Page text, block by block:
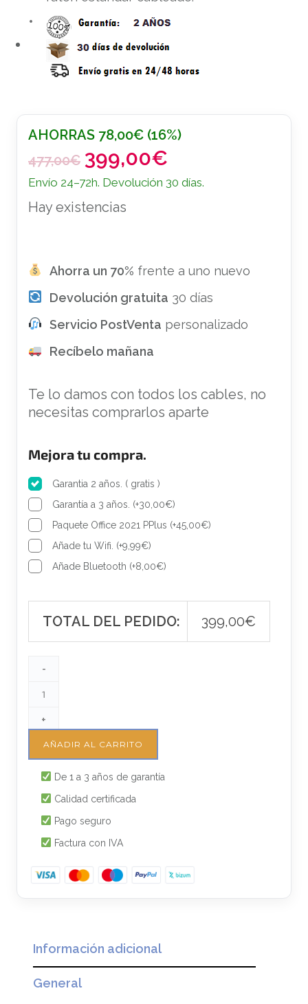
AHORRAS 78,00€ (16%)
477,00€ E
l
p
r
i
o
r
g
n
a
r
a
:
7
7
,
0
€
.
399,00€
l
p
i
a
c
l
e
9
0
Envío 24–72h. Devolución 30 días.
Hay existencias
Ahorra un 70% frente a uno nuevo
Devolución gratuita 30 días
Servicio PostVenta personalizado
Recíbelo mañana
Te lo damos con todos los cables, no
necesitas comprarlos aparte
Mejora tu compra.
Garantia 2 años. ( gratis )
Garantía a 3 años. (+30,00€)
Paquete Office 2021 PPlus (+45,00€)
Añade tu Wifi. (+9,99€)
Añade Bluetooth (+8,00€)
TOTAL DEL PEDIDO: 399,00€
-
+
AÑADIR AL CARRITO
De 1 a 3 años de garantía
Calidad certificada
Pago seguro
Factura con IVA
Información adicional
General